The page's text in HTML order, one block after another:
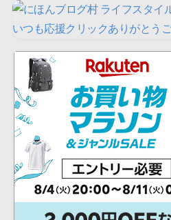
いつも応援クリックありがとう